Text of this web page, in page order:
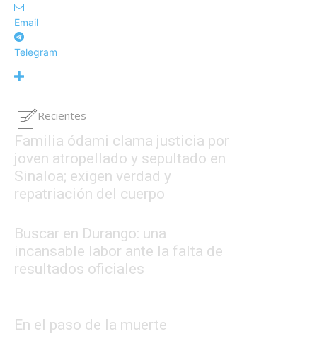
Email
Telegram
Recientes
Familia ódami clama justicia por
joven atropellado y sepultado en
Sinaloa; exigen verdad y
repatriación del cuerpo
Buscar en Durango: una
incansable labor ante la falta de
resultados oficiales
En el paso de la muerte